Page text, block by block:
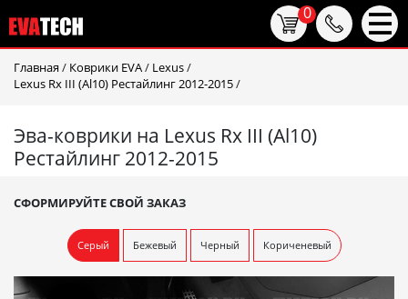
Главная / Коврики EVA/ Lexus/
Lexus Rx III (Al10) Рестайлинг 2012-2015/
Эва-коврики на Lexus Rx III (Al10)
Рестайлинг 2012-2015
СФОРМИРУЙТЕ СВОЙ ЗАКАЗ
Серый Бежевый Черный Кориченевый
0